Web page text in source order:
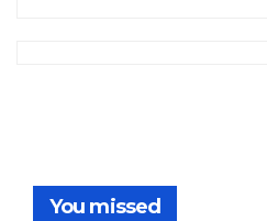
You missed